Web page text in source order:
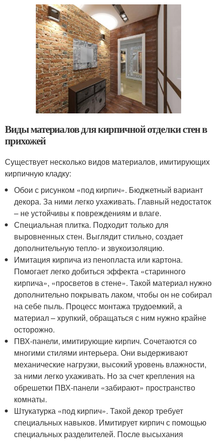
Виды материалов для кирпичной отделки стен в
прихожей
Существует несколько видов материалов, имитирующих
кирпичную кладку:
Обои с рисунком «под кирпич». Бюджетный вариант
декора. За ними легко ухаживать. Главный недостаток
– не устойчивы к повреждениям и влаге.
Специальная плитка. Подходит только для
выровненных стен. Выглядит стильно, создает
дополнительную тепло- и звукоизоляцию.
Имитация кирпича из пенопласта или картона.
Помогает легко добиться эффекта «старинного
кирпича», «просветов в стене». Такой материал нужно
дополнительно покрывать лаком, чтобы он не собирал
на себе пыль. Процесс монтажа трудоемкий, а
материал – хрупкий, обращаться с ним нужно крайне
осторожно.
ПВХ-панели, имитирующие кирпич. Сочетаются со
многими стилями интерьера. Они выдерживают
механические нагрузки, высокий уровень влажности,
за ними легко ухаживать. Но за счет крепления на
обрешетки ПВХ-панели «забирают» пространство
комнаты.
Штукатурка «под кирпич». Такой декор требует
специальных навыков. Имитирует кирпич с помощью
специальных разделителей. После высыхания